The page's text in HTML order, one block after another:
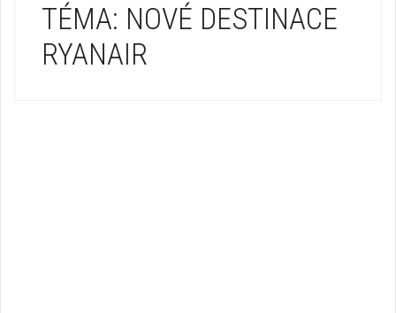
TÉMA: NOVÉ DESTINACE
RYANAIR